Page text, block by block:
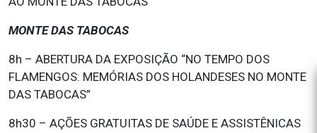
MONTE DAS TABOCAS
8h – ABERTURA DA EXPOSIÇÃO “NO TEMPO DOS
FLAMENGOS: MEMÓRIAS DOS HOLANDESES NO MONTE
DAS TABOCAS”
8h30 – AÇÕES GRATUITAS DE SAÚDE E ASSISTÊNICAS